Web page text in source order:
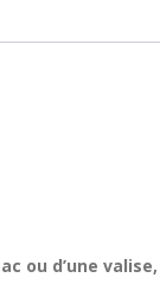
ou d’une valise,